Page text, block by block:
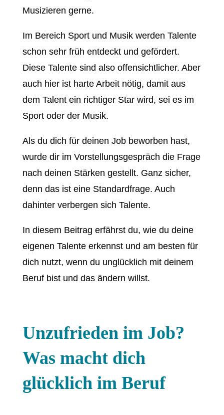
Musizieren gerne.
Im Bereich Sport und Musik werden Talente
schon sehr früh entdeckt und gefördert.
Diese Talente sind also offensichtlicher. Aber
auch hier ist harte Arbeit nötig, damit aus
dem Talent ein richtiger Star wird, sei es im
Sport oder der Musik.
Als du dich für deinen Job beworben hast,
wurde dir im Vorstellungsgespräch die Frage
nach deinen Stärken gestellt. Ganz sicher,
denn das ist eine Standardfrage. Auch
dahinter verbergen sich Talente.
In diesem Beitrag erfährst du, wie du deine
eigenen Talente erkennst und am besten für
dich nutzt, wenn du unglücklich mit deinem
Beruf bist und das ändern willst.
Unzufrieden im Job?
Was macht dich
glücklich im Beruf